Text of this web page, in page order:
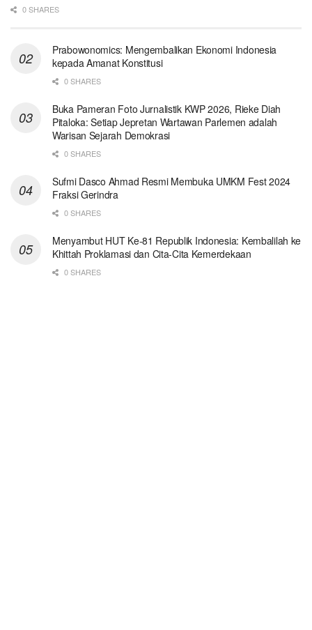
0 SHARES
Prabowonomics: Mengembalikan Ekonomi Indonesia
kepada Amanat Konstitusi
0 SHARES
Buka Pameran Foto Jurnalistik KWP 2026, Rieke Diah
Pitaloka: Setiap Jepretan Wartawan Parlemen adalah
Warisan Sejarah Demokrasi
0 SHARES
Sufmi Dasco Ahmad Resmi Membuka UMKM Fest 2024
Fraksi Gerindra
0 SHARES
Menyambut HUT Ke-81 Republik Indonesia: Kembalilah ke
Khittah Proklamasi dan Cita-Cita Kemerdekaan
0 SHARES